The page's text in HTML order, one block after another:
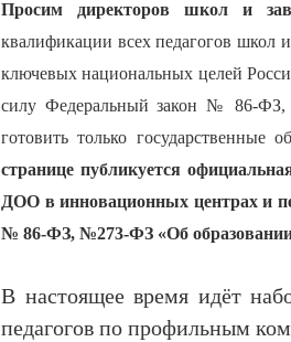
Просим директоров школ и
квалификации всех педагогов школ
ключевых национальных целей
силу Федеральный закон № 86-ФЗ,
готовить только
странице публикуется
ДОО в инновационных центрах и
№ 86-ФЗ, №273-ФЗ «Об
В настоящее время идёт
педагогов по профильным